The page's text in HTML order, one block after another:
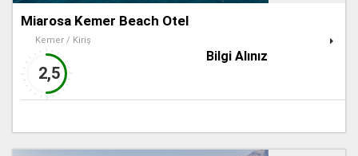
Miarosa Kemer Beach Otel
Kemer / Kiriş
2,5
Bilgi Alınız